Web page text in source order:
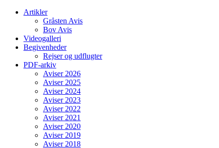
Artikler
Gråsten Avis
Bov Avis
Videogalleri
Begivenheder
Rejser og udflugter
PDF-arkiv
Aviser 2026
Aviser 2025
Aviser 2024
Aviser 2023
Aviser 2022
Aviser 2021
Aviser 2020
Aviser 2019
Aviser 2018